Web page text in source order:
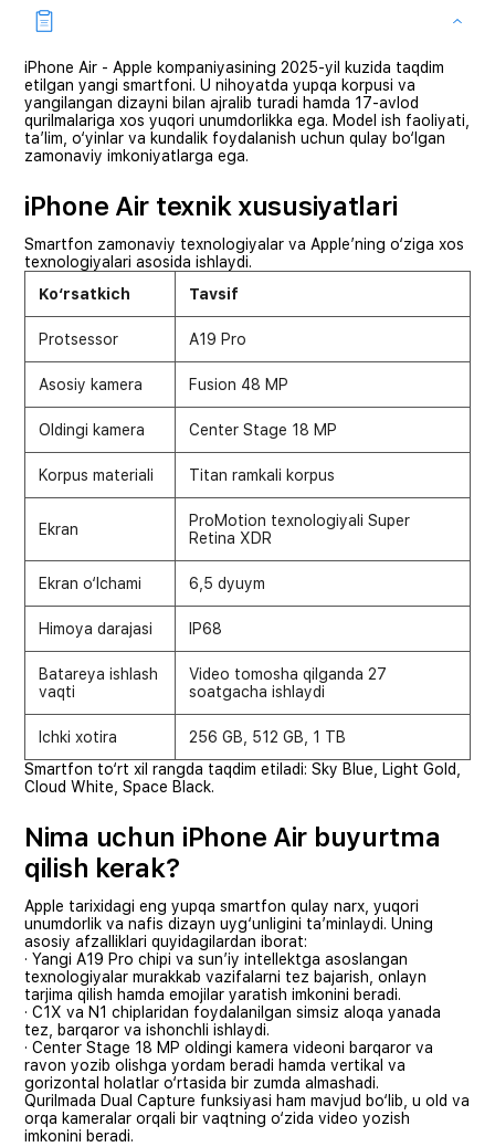
iPhone Air - Apple kompaniyasining 2025-yil kuzida taqdim
etilgan yangi smartfoni. U nihoyatda yupqa korpusi va
yangilangan dizayni bilan ajralib turadi hamda 17-avlod
qurilmalariga xos yuqori unumdorlikka ega. Model ish faoliyati,
ta’lim, o‘yinlar va kundalik foydalanish uchun qulay bo‘lgan
zamonaviy imkoniyatlarga ega.
iPhone Air texnik xususiyatlari
Smartfon zamonaviy texnologiyalar va Apple’ning o‘ziga xos
texnologiyalari asosida ishlaydi.
Ko‘rsatkich
Tavsif
Protsessor A19 Pro
Asosiy kamera Fusion 48 MP
Oldingi kamera Center Stage 18 MP
Korpus materiali Titan ramkali korpus
Ekran
ProMotion texnologiyali Super
Retina XDR
Ekran o‘lchami 6,5 dyuym
Himoya darajasi IP68
Batareya ishlash
vaqti
Video tomosha qilganda 27
soatgacha ishlaydi
Ichki xotira
256 GB, 512 GB, 1 TB
Smartfon to‘rt xil rangda taqdim etiladi: Sky Blue, Light Gold,
Cloud White, Space Black.
Nima uchun iPhone Air buyurtma
qilish kerak?
Apple tarixidagi eng yupqa smartfon qulay narx, yuqori
unumdorlik va nafis dizayn uyg‘unligini ta’minlaydi. Uning
asosiy afzalliklari quyidagilardan iborat:
· Yangi A19 Pro chipi va sun’iy intellektga asoslangan
texnologiyalar murakkab vazifalarni tez bajarish, onlayn
tarjima qilish hamda emojilar yaratish imkonini beradi.
· C1X va N1 chiplaridan foydalanilgan simsiz aloqa yanada
tez, barqaror va ishonchli ishlaydi.
· Center Stage 18 MP oldingi kamera videoni barqaror va
ravon yozib olishga yordam beradi hamda vertikal va
gorizontal holatlar o‘rtasida bir zumda almashadi.
Qurilmada Dual Capture funksiyasi ham mavjud bo‘lib, u old va
orqa kameralar orqali bir vaqtning o‘zida video yozish
imkonini beradi.